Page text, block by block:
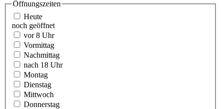
Öffnungszeiten
Heute
noch geöffnet
vor 8 Uhr
Vormittag
Nachmittag
nach 18 Uhr
Montag
Dienstag
Mittwoch
Donnerstag